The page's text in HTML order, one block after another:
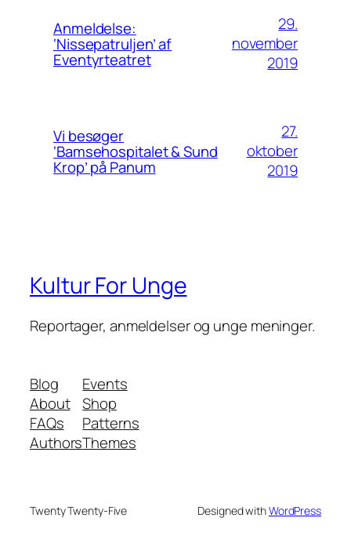
Anmeldelse:
‘Nissepatruljen’ af
Eventyrteatret
29.
november
2019
Vi besøger
‘Bamsehospitalet & Sund
Krop’ på Panum
27.
oktober
2019
Kultur For Unge
Reportager, anmeldelser og unge meninger.
Blog
About
FAQs
Authors
Events
Shop
Patterns
Themes
Twenty Twenty-Five Designed withWordPress